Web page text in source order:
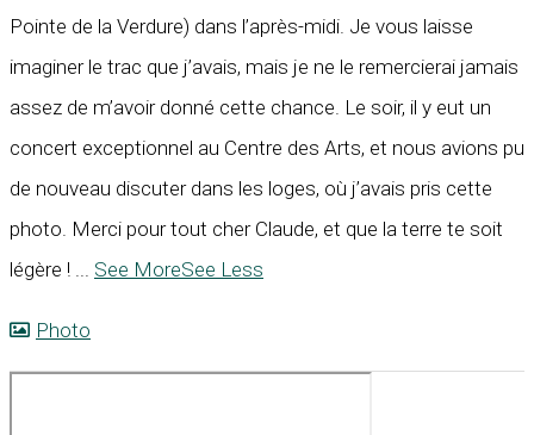
Pointe de la Verdure) dans l’après-midi. Je vous laisse
imaginer le trac que j’avais, mais je ne le remercierai jamais
assez de m’avoir donné cette chance. Le soir, il y eut un
concert exceptionnel au Centre des Arts, et nous avions pu
de nouveau discuter dans les loges, où j’avais pris cette
photo. Merci pour tout cher Claude, et que la terre te soit
légère ! ... See MoreSee Less
Photo